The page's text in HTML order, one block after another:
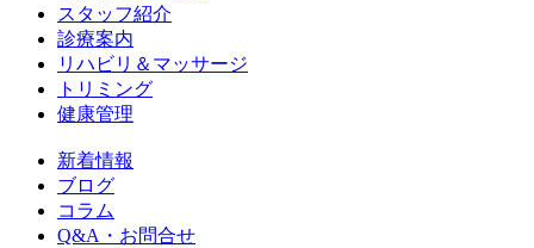
スタッフ紹介
診療案内
リハビリ＆マッサージ
トリミング
健康管理
新着情報
ブログ
コラム
Q&A・お問合せ